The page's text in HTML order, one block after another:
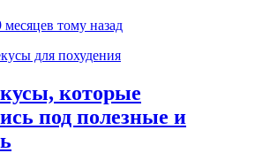
месяцев тому назад
которые
под полезные и